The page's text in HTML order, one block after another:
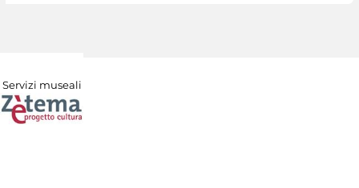
Servizi museali